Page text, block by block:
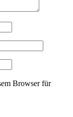
Browser für